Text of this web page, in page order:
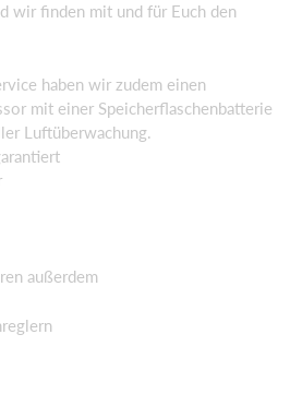
wir finden mit und für Euch den
haben wir zudem einen
mit einer Speicherflaschenbatterie
Luftüberwachung.
außerdem